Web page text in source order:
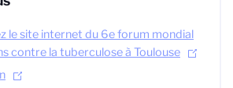
le site internet du 6e forum mondial
contre la tuberculose à Toulouse